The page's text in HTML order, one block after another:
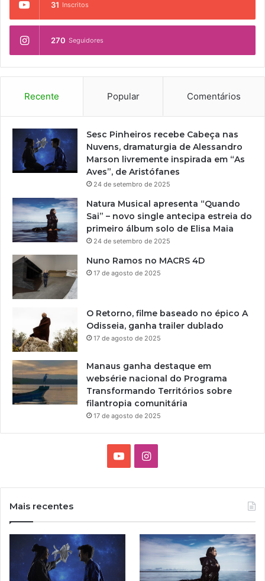
31 Inscritos
270 Seguidores
Recente Popular Comentários
Sesc Pinheiros recebe Cabeça nas
Nuvens, dramaturgia de Alessandro
Marson livremente inspirada em “As
Aves”, de Aristófanes
24 de setembro de 2025
Natura Musical apresenta “Quando
Sai” – novo single antecipa estreia do
primeiro álbum solo de Elisa Maia
24 de setembro de 2025
Nuno Ramos no MACRS 4D
17 de agosto de 2025
O Retorno, filme baseado no épico A
Odisseia, ganha trailer dublado
17 de agosto de 2025
Manaus ganha destaque em
websérie nacional do Programa
Transformando Territórios sobre
filantropia comunitária
17 de agosto de 2025
T
I
t
g
Mais recentes